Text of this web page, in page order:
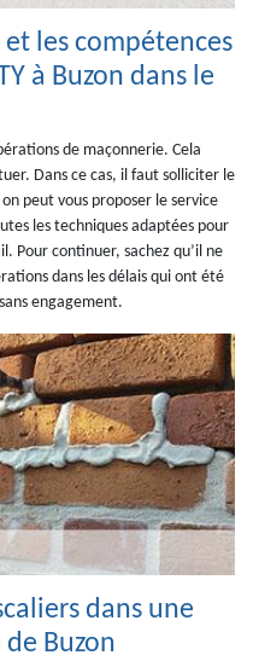
les compétences
à Buzon dans le
de maçonnerie. Cela
Dans ce cas, il faut solliciter le
peut vous proposer le service
les techniques adaptées pour
Pour continuer, sachez qu’il ne
dans les délais qui ont été
engagement.
dans une
Buzon